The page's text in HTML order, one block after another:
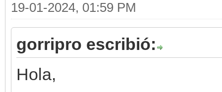
19-01-2024, 01:59 PM
gorripro escribió:
Hola,